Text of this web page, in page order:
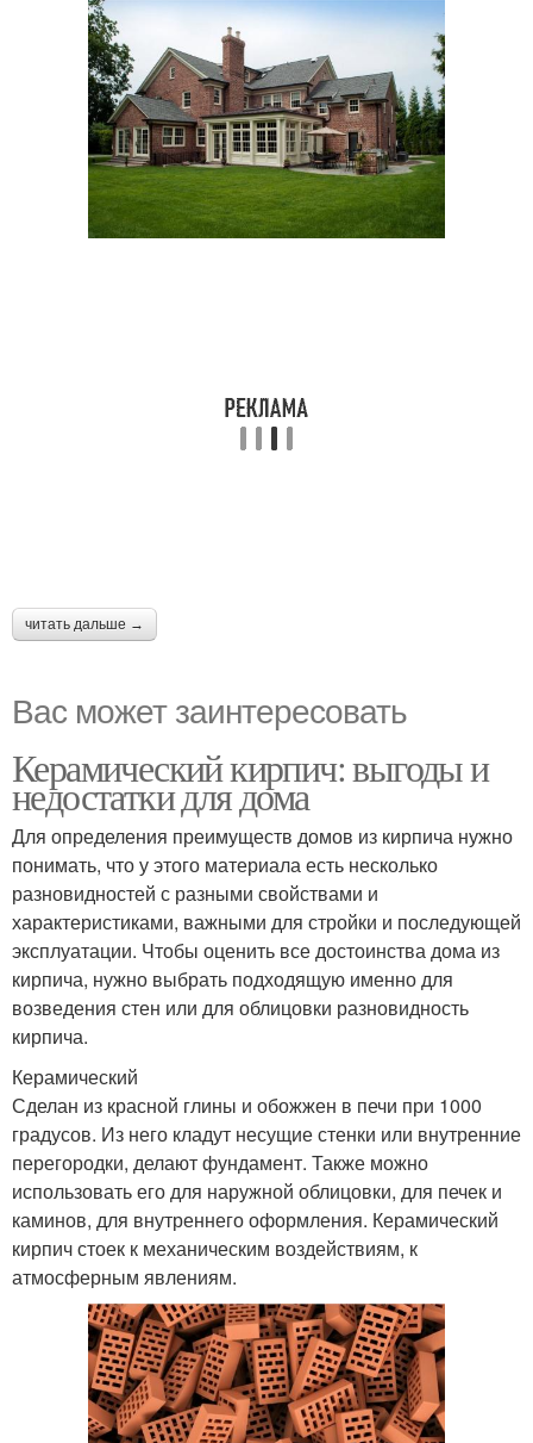
читать дальше →
Вас может заинтересовать
Керамический кирпич: выгоды и
недостатки для дома
Для определения преимуществ домов из кирпича нужно
понимать, что у этого материала есть несколько
разновидностей с разными свойствами и
характеристиками, важными для стройки и последующей
эксплуатации. Чтобы оценить все достоинства дома из
кирпича, нужно выбрать подходящую именно для
возведения стен или для облицовки разновидность
кирпича.
Керамический
Сделан из красной глины и обожжен в печи при 1000
градусов. Из него кладут несущие стенки или внутренние
перегородки, делают фундамент. Также можно
использовать его для наружной облицовки, для печек и
каминов, для внутреннего оформления. Керамический
кирпич стоек к механическим воздействиям, к
атмосферным явлениям.